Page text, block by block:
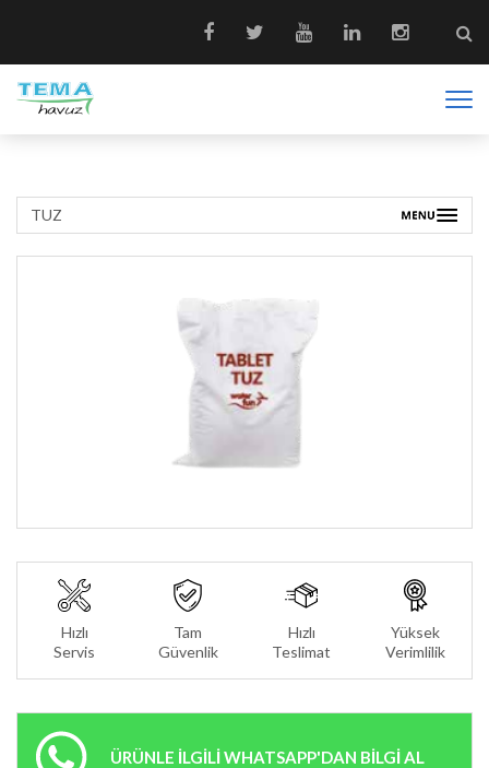
Hızlı
Servis
Tam
Güvenlik
Hızlı
Teslimat
Yüksek
Verimlilik
ÜRÜNLE İLGİLİ WHATSAPP'DAN BİLGİ AL